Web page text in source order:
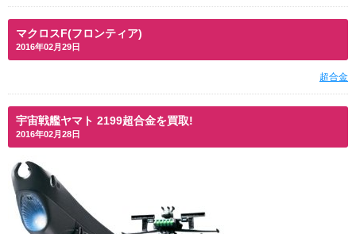
マクロスF(フロンティア)
2016年02月29日
超合金
宇宙戦艦ヤマト 2199超合金を買取!
2016年02月28日